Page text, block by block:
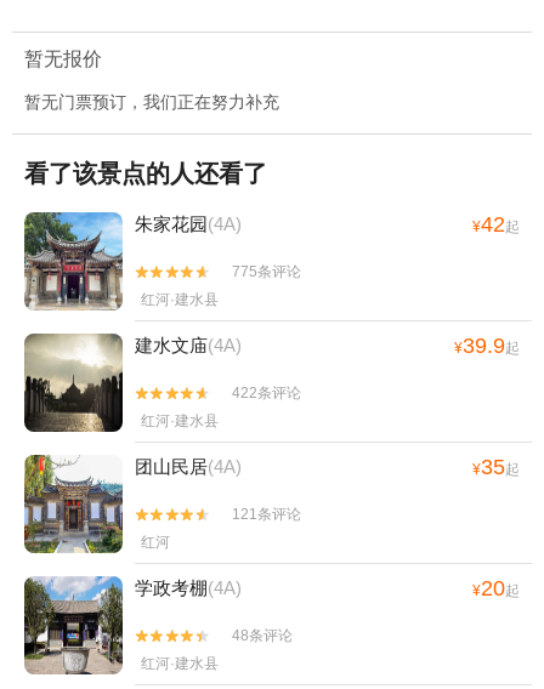
暂无报价
暂无门票预订，我们正在努力补充
看了该景点的人还看了
朱家花园(4A) ¥42起


775条评论
红河·建水县
建水文庙(4A) ¥39.9起


422条评论
红河·建水县
团山民居(4A) ¥35起


121条评论
红河
学政考棚(4A) ¥20起


48条评论
红河·建水县